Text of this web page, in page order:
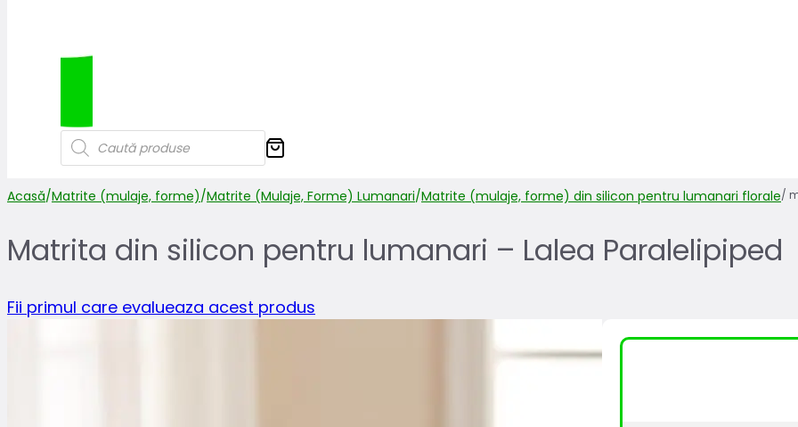
Products
search
Acasă/Matrite (mulaje, forme)/Matrite (Mulaje, Forme) Lumanari/Matrite (mulaje, forme) din silicon pentru lumanari florale/
Matrita din silicon pentru lumanari – Lalea Paralelipiped
Fii primul care evalueaza acest produs